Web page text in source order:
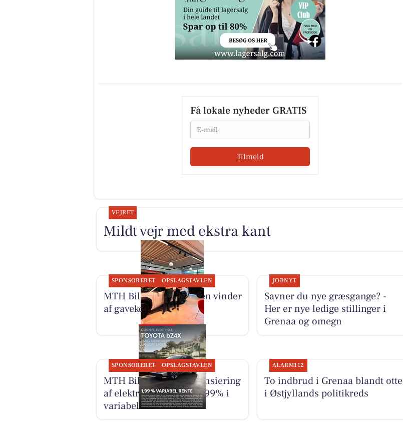
Få lokale nyheder GRATIS
Email
Tilmeld
VEJRET
Mildt vejr med ekstra kant
SPONSORERET OPSLAGSTAVLEN
MTH Biler har fundet en vinder
af gavekort til Comwell
JOBNYT
Savner du nye græsgange? -
Her er nye ledige stillinger i
Grenaa og omegn
SPONSORERET OPSLAGSTAVLEN
MTH Biler tilbyder finansiering
af elektrisk Toyota til 1,99% i
variabel rente
ALARM112
To indbrud i Grenaa blandt otte
i Østjyllands politikreds